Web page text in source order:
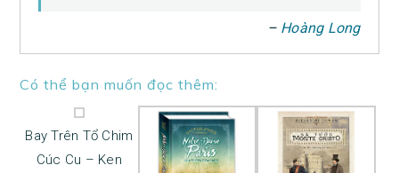
– Hoàng Long
Có thể bạn muốn đọc thêm:
Bay Trên Tổ Chim
Cúc Cu – Ken